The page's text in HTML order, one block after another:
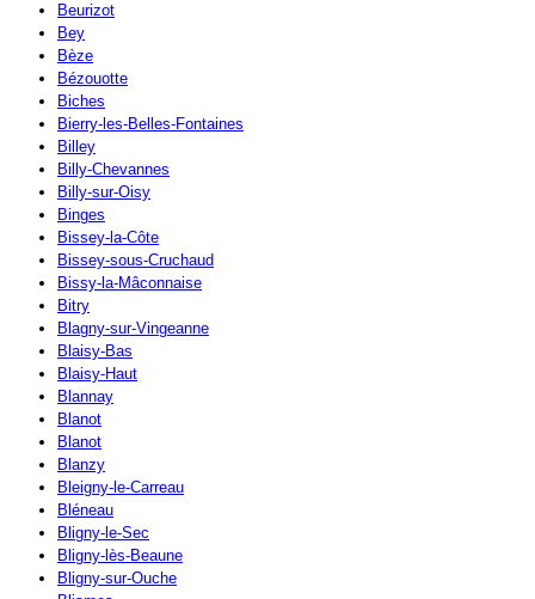
Beurizot
Bey
Bèze
Bézouotte
Biches
Bierry-les-Belles-Fontaines
Billey
Billy-Chevannes
Billy-sur-Oisy
Binges
Bissey-la-Côte
Bissey-sous-Cruchaud
Bissy-la-Mâconnaise
Bitry
Blagny-sur-Vingeanne
Blaisy-Bas
Blaisy-Haut
Blannay
Blanot
Blanot
Blanzy
Bleigny-le-Carreau
Bléneau
Bligny-le-Sec
Bligny-lès-Beaune
Bligny-sur-Ouche